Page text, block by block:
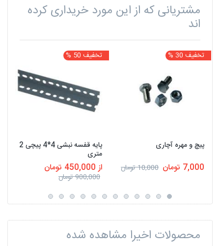
مشتریانی که از این مورد خریداری کرده
اند
تخفیف 30 %
پیچ و مهره آچاری
7,000 تومان 10,000 تومان
تخفیف 50 %
پایه قفسه نبشی 4*4 پیچی 2
متری
از 450,000 تومان
900,000 تومان
محصولات اخیرا مشاهده شده